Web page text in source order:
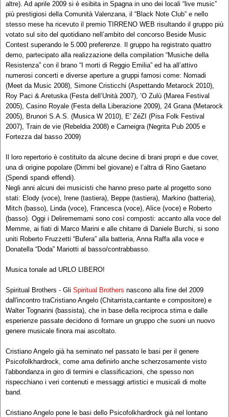
altre). Ad aprile 2009 si è esibita in Spagna in uno dei locali “live music”
più prestigiosi della Comunità Valenzana, il “Black Note Club” e nello
stesso mese ha ricevuto il premio TIRRENO WEB risultando il gruppo più
votato sul sito del quotidiano nell’ambito del concorso Beside Music
Contest superando le 5.000 preferenze. Il gruppo ha registrato quattro
demo, partecipato alla realizzazione della compilation “Musiche della
Resistenza” con il brano “I morti di Reggio Emilia” ed ha all’attivo
numerosi concerti e diverse aperture a gruppi famosi come: Nomadi
(Meet da Music 2008), Simone Cristicchi (Aspettando Metarock 2010),
Roy Paci & Aretuska (Festa dell’Unità 2007), ’O Zulù (Marea Festival
2005), Casino Royale (Festa della Liberazione 2009), 24 Grana (Metarock
2005), Brunori S.A.S. (Musica W 2010), E' ZéZI (Pisa Folk Festival
2007), Train de vie (Rebeldia 2008) e Carneigra (Negrita Pub 2005 e
Fortezza dal basso 2009)
Il loro repertorio è costituito da alcune decine di brani propri e due cover,
una di origine popolare (Dimmi bel giovane) e l’altra di Rino Gaetano
(Spendi spandi effendi).
Negli anni alcuni dei musicisti che hanno preso parte al progetto sono
stati: Elody (voce), Irene (tastiera), Beppe (tastiera), Markino (batteria),
Mitch (basso), Linda (voce), Francesca (voce), Alice (voce) e Roberto
(basso). Oggi i Delirememami sono così composti: accanto alla voce del
Memme, ai fiati di Marco Marini e alle chitarre di Daniele Burchi, si sono
uniti Roberto Fruzzetti “Bufera” alla batteria, Anna Raffa alla voce e
Donatella “Doda” Mariotti al basso/contrabbasso.
Musica tonale ad URLO LIBERO!
Spiritual Brothers - Gli Spiritual Brothers nascono alla fine del 2009
dall'incontro traCristiano Angelo (Chitarrista,cantante e compositore) e
Walter Tognarini (bassista), che in base della reciproca stima e dalle
esperienze passate decidono di formare un gruppo che suoni un nuovo
genere musicale finora mai ascoltato.
Cristiano Angelo già ha seminato nel passato le basi per il genere
Psicofolkhardrock, come ama definirlo anche scherzosamente visto
l'abbondanza in giro di termini e classificazioni, che spesso non
rispecchiano i veri contenuti e messaggi artistici e musicali di molte
band.
Cristiano Angelo pone le basi dello Psicofolkhardrock già nel lontano